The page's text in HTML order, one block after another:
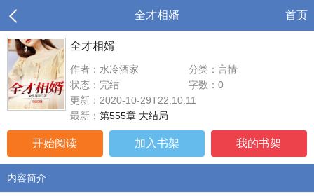
全才相婿 首页
全才相婿
作者：水冷酒家
分类：言情
状态：完结
字数：0
更新：2020-10-29T22:10:11
最新： 第555章 大结局
开始阅读 加入书架 我的书架
内容简介